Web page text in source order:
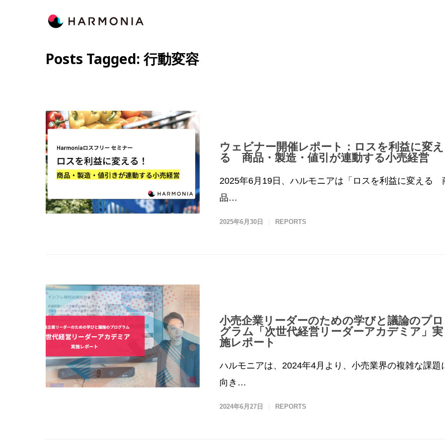
Posts Tagged: 行動変容
ウェビナー開催レポート：ロスを利益に変え
る 商品・製造・値引が連動する小売経営
2025年6月19日、ハルモニアは「ロスを利益に変える
品…
2025年6月30日 REPORTS
小売企業リーダーのための学びと議論のプロ
グラム「次世代経営リーダーアカデミア」実
施レポート
ハルモニアは、2024年4月より、小売業界の複雑な課題
向き…
2024年6月27日 REPORTS